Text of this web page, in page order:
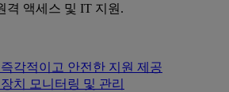
격 액세스 및 IT 지원.
즉각적이고 안전한 지원 제공
장치 모니터링 및 관리